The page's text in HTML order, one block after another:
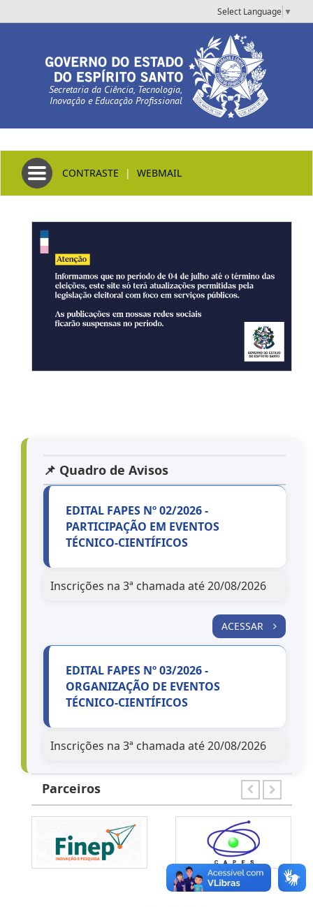
Select Language ▼
Secretaria da Ciência, Tecnologia,
Inovação e Educação Profissional
Toggle navigation
CONTRASTE | WEBMAIL
📌 Quadro de Avisos
EDITAL FAPES Nº 02/2026 -
PARTICIPAÇÃO EM EVENTOS
TÉCNICO-CIENTÍFICOS
Inscrições na 3ª chamada até 20/08/2026
ACESSAR
EDITAL FAPES Nº 03/2026 -
ORGANIZAÇÃO DE EVENTOS
TÉCNICO-CIENTÍFICOS
Inscrições na 3ª chamada até 20/08/2026
ACESSAR
EDITAL FAPES Nº 04/2026 - ESTÁGIO
TÉCNICO-CIENTÍFICO
Inscrições na 3ª chamada até 20/08/2026
Parceiros